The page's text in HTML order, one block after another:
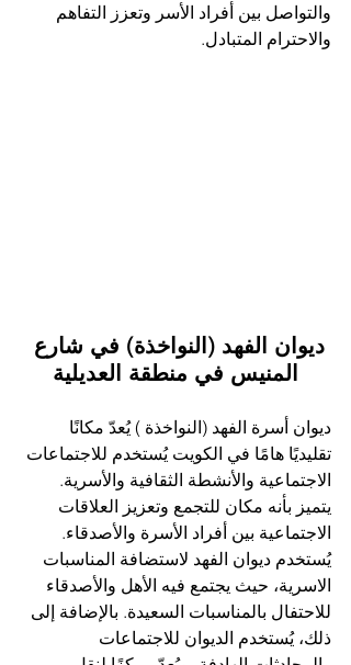
والتواصل بين أفراد الأسر وتعزز التفاهم
والاحترام المتبادل.
ديوان الفهد (النواخذة) في شارع
المنيس في منطقة العديلية
ديوان أسرة الفهد (النواخذة ) يُعدّ مكانًا
تقليديًا هامًا في الكويت يُستخدم للاجتماعات
الاجتماعية والأنشطة الثقافية والأسرية.
يتميز بأنه مكان للتجمع وتعزيز العلاقات
الاجتماعية بين أفراد الأسرة والأصدقاء.
يُستخدم ديوان الفهد لاستضافة المناسبات
الاسرية، حيث يجتمع فيه الأهل والأصدقاء
للاحتفال بالمناسبات السعيدة. بالإضافة إلى
ذلك، يُستخدم الديوان للاجتماعات